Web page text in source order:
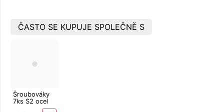
ČASTO SE KUPUJE SPOLEČNĚ S
Šroubováky
7ks S2 ocel